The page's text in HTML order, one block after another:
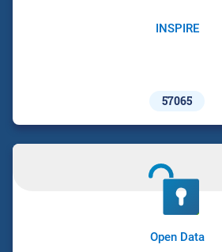
INSPIRE
57065
Open Data